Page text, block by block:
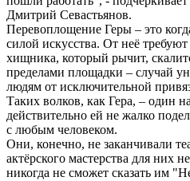
Дмитрий Севастьянов.
Перевоплощение Геры – это
силой искусства. От неё требуют
хищника, который рычит,
пределами площадки – случай
людям от исключительной
Таких волков, как Гера, – один
действительно ей не жалко
с любым человеком.
Они, конечно, не заканчивали
актёрского мастерства для них
никогда не сможет сказать им